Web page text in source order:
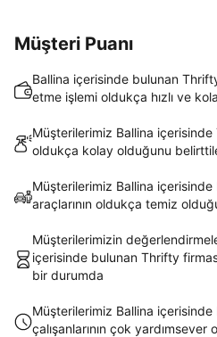
Müşteri Puanı
Ballina içerisinde bulunan
etme işlemi oldukça hızlı ve
Müşterilerimiz Ballina içerisinde
oldukça kolay olduğunu
Müşterilerimiz Ballina içerisinde
araçlarının oldukça temiz
Müşterilerimizin
içerisinde bulunan Thrifty
bir durumda
Müşterilerimiz Ballina içerisinde
çalışanlarının çok yardımsever